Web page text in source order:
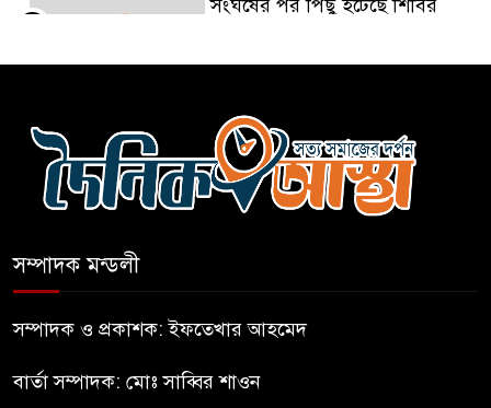
সংঘর্ষের পর পিছু হটেছে শিবির
অবস্থানে আছে ছাত্রদল
৬
হযরত শাহজালাল বিমানবন্দরে
কিশোর
ভারত থেকে আসছে ২ দশমিক ৩
সম্পাদক মন্ডলী
সম্পাদক ও প্রকাশক: ইফতেখার আহমেদ
বার্তা সম্পাদক: মোঃ সাব্বির শাওন